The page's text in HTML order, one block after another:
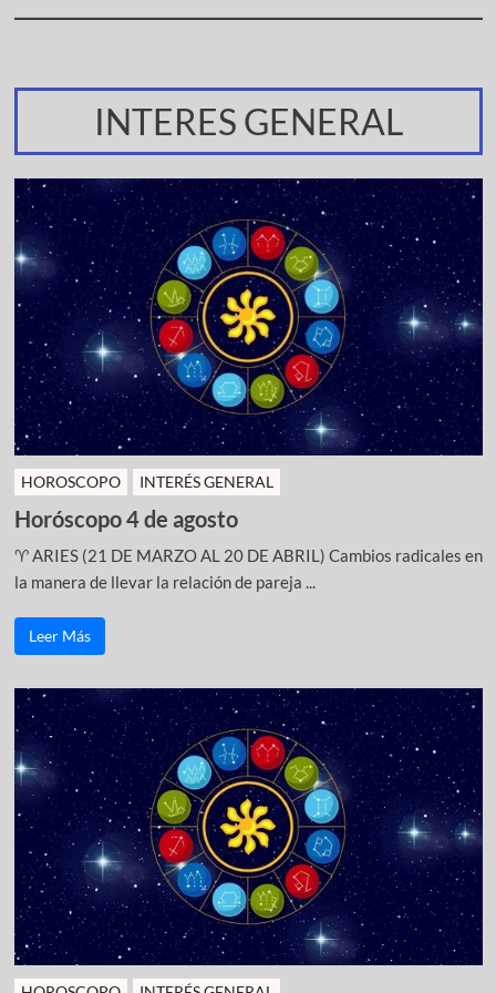
INTERES GENERAL
HOROSCOPO INTERÉS GENERAL
Horóscopo 4 de agosto
♈ ARIES (21 DE MARZO AL 20 DE ABRIL) Cambios radicales en
la manera de llevar la relación de pareja ...
Leer Más